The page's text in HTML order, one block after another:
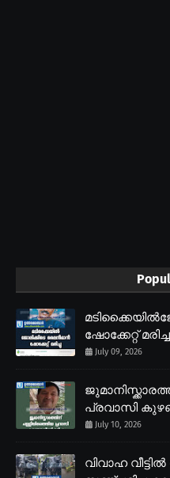
ഷോക്കേറ്റ്
July 09, 2026
പ്രവാസി
July 10, 2026
വിവാഹ